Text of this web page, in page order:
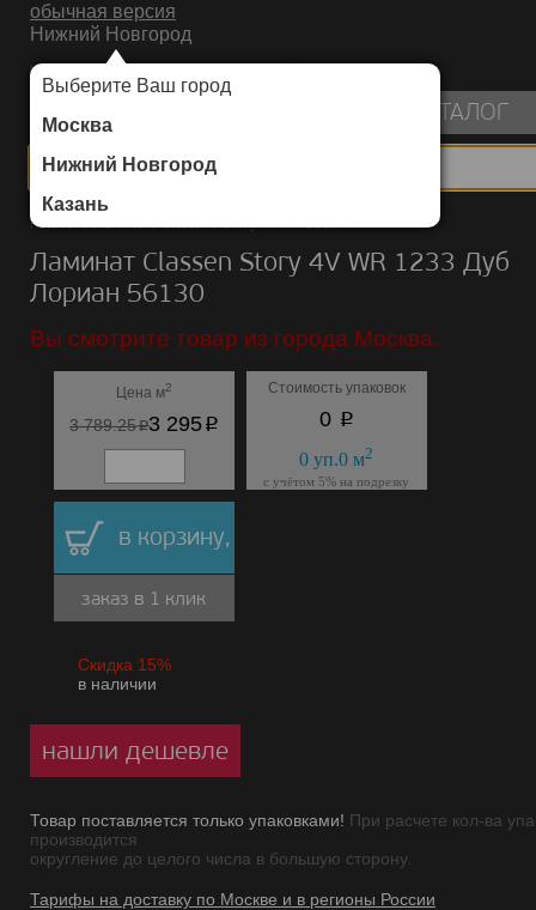
обычная версия
Нижний Новгород
Выберите Ваш город
Москва
Нижний Новгород
Казань
ИНТЕРНЕТ-МАГАЗИН НАПОЛЬНЫХ ПОКРЫТИЙ
КАТАЛОГ
Каталог/Ламинат/Classen/Story 4V WR 1233
Ламинат Classen Story 4V WR 1233 Дуб
Лориан 56130
Вы смотрите товар из города Москва.
Цена м2
3 789.25p3 295p
Стоимость упаковок
0 p
0 уп.0 м2
с учётом 5% на подрезку
в корзину,
заказ в 1 клик
Скидка 15%
в наличии
нашли дешевле
Товар поставляется только упаковками! При расчете кол-ва
производится
округление до целого числа в большую сторону.
Тарифы на доставку по Москве и в регионы России